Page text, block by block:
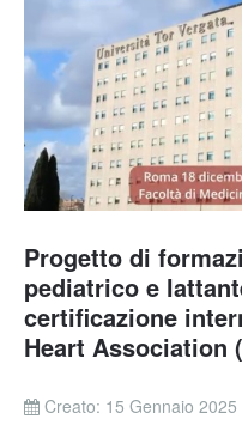
Progetto di
pediatrico e
certificazione
Heart Association
Creato: 15 Gennaio 2025